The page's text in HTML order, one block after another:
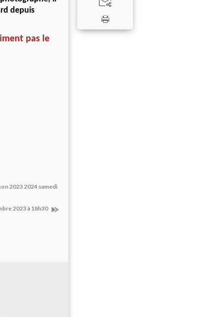
depuis
pas le
2023 2024 samedi
2023 à 18h30